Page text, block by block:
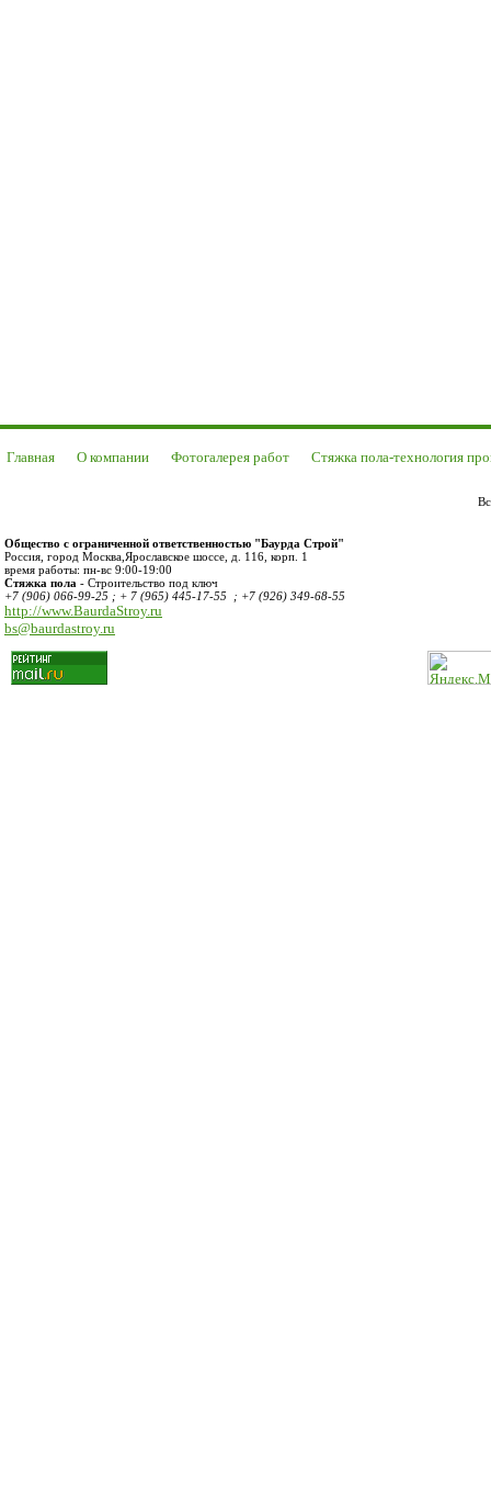
Главная О компании Фотогалерея работ Стяжка пола-технология
Общество с ограниченной ответственностью "Баурда Строй"
Россия город Москва Ярославское шоссе, д. 116, корп. 1
время работы: пн-вс 9:00-19:00
Стяжка пола - Строительство под ключ
+7 (906) 066-99-25 ; + 7 (965) 445-17-55 ; +7 (926) 349-68-55
http://www.BaurdaStroy.ru
bs@baurdastroy.ru